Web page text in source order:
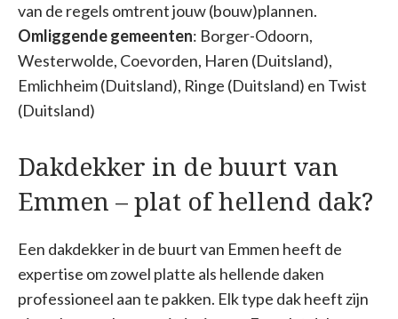
van de regels omtrent jouw (bouw)plannen.
Omliggende gemeenten: Borger-Odoorn,
Westerwolde, Coevorden, Haren (Duitsland),
Emlichheim (Duitsland), Ringe (Duitsland) en Twist
(Duitsland)
Dakdekker in de buurt van
Emmen – plat of hellend dak?
Een dakdekker in de buurt van Emmen heeft de
expertise om zowel platte als hellende daken
professioneel aan te pakken. Elk type dak heeft zijn